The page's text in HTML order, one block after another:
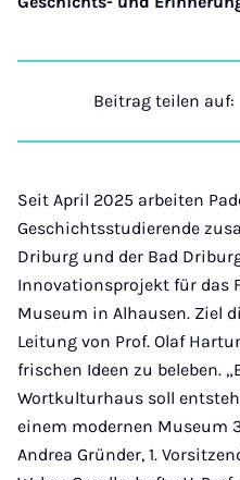
Beitrag teilen auf:
Seit April 2025 arbeiten
Geschichtsstudierende
Driburg und der Bad
Innovationsprojekt für das
Museum in Alhausen. Ziel
Leitung von Prof. Olaf
frischen Ideen zu beleben.
Wortkulturhaus soll
einem modernen Museum
Andrea Gründer, 1.